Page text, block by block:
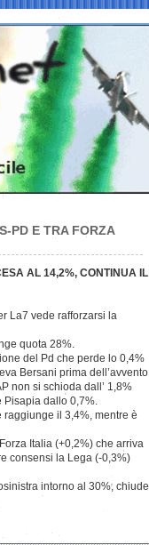
PD E TRA FORZA
AL 14,2%, CONTINUA IL
La7 vede rafforzarsi la
quota 28%.
del Pd che perde lo 0,4%
Bersani prima dell’avvento
non si schioda dall’ 1,8%
Pisapia dallo 0,7%.
il 3,4%, mentre è
Italia (+0,2%) che arriva
consensi la Lega (-0,3%)
intorno al 30%, chiude